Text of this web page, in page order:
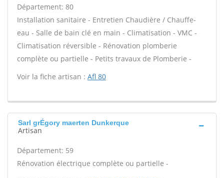
Département: 80
Installation sanitaire - Entretien Chaudière / Chauffe-
eau - Salle de bain clé en main - Climatisation - VMC -
Climatisation réversible - Rénovation plomberie
complète ou partielle - Petits travaux de Plomberie -
Voir la fiche artisan : Afl 80
Sarl grÉgory maerten Dunkerque
Artisan
Département: 59
Rénovation électrique complète ou partielle -